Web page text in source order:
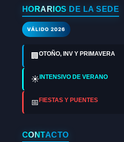
HORARIOS DE LA SEDE
VÁLIDO 2026
🏢 OTOÑO, INV Y PRIMAVERA
☀️INTENSIVO DE VERANO
📅FIESTAS Y PUENTES
CONTACTO